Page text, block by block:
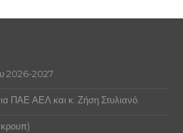
2026-2027
ΠΑΕ ΑΕΛ και κ. Ζήση Στυλιανό.